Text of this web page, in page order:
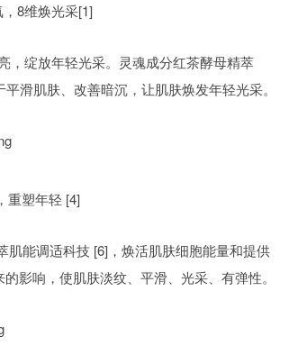
8维焕光采[1]
，绽放年轻光采。灵魂成分红茶酵母精萃
滑肌肤、改善暗沉，让肌肤焕发年轻光采。
重塑年轻 [4]
肌能调适科技 [6]，焕活肌肤细胞能量和提供
影响，使肌肤淡纹、平滑、光采、有弹性。